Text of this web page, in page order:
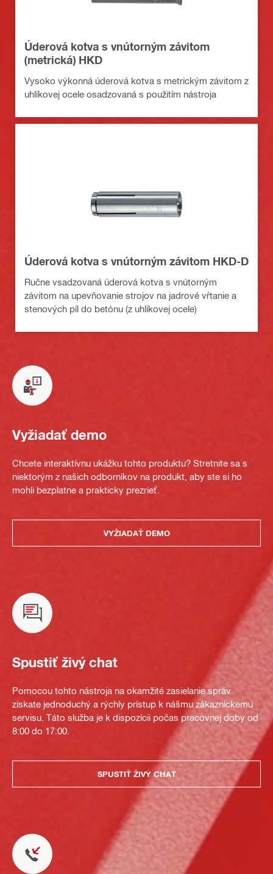
Úderová kotva s vnútorným závitom
(metrická) HKD
Vysoko výkonná úderová kotva s metrickým závitom z
uhlíkovej ocele osadzovaná s použitím nástroja
Úderová kotva s vnútorným závitom HKD-D
Ručne vsadzovaná úderová kotva s vnútorným
závitom na upevňovanie strojov na jadrové vŕtanie a
stenových píl do betónu (z uhlíkovej ocele)
Vyžiadať demo
Chcete interaktívnu ukážku tohto produktu? Stretnite sa s
niektorým z našich odborníkov na produkt, aby ste si ho
mohli bezplatne a prakticky prezrieť.
VYŽIADAŤ DEMO
Spustiť živý chat
Pomocou tohto nástroja na okamžité zasielanie správ
získate jednoduchý a rýchly prístup k nášmu zákazníckemu
servisu. Táto služba je k dispozícii počas pracovnej doby od
8:00 do 17:00.
SPUSTIŤ ŽIVÝ CHAT